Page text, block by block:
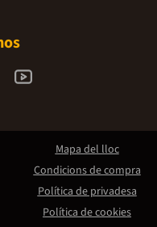
Mapa del lloc
Condicions de compra
Política de privadesa
Política de cookies